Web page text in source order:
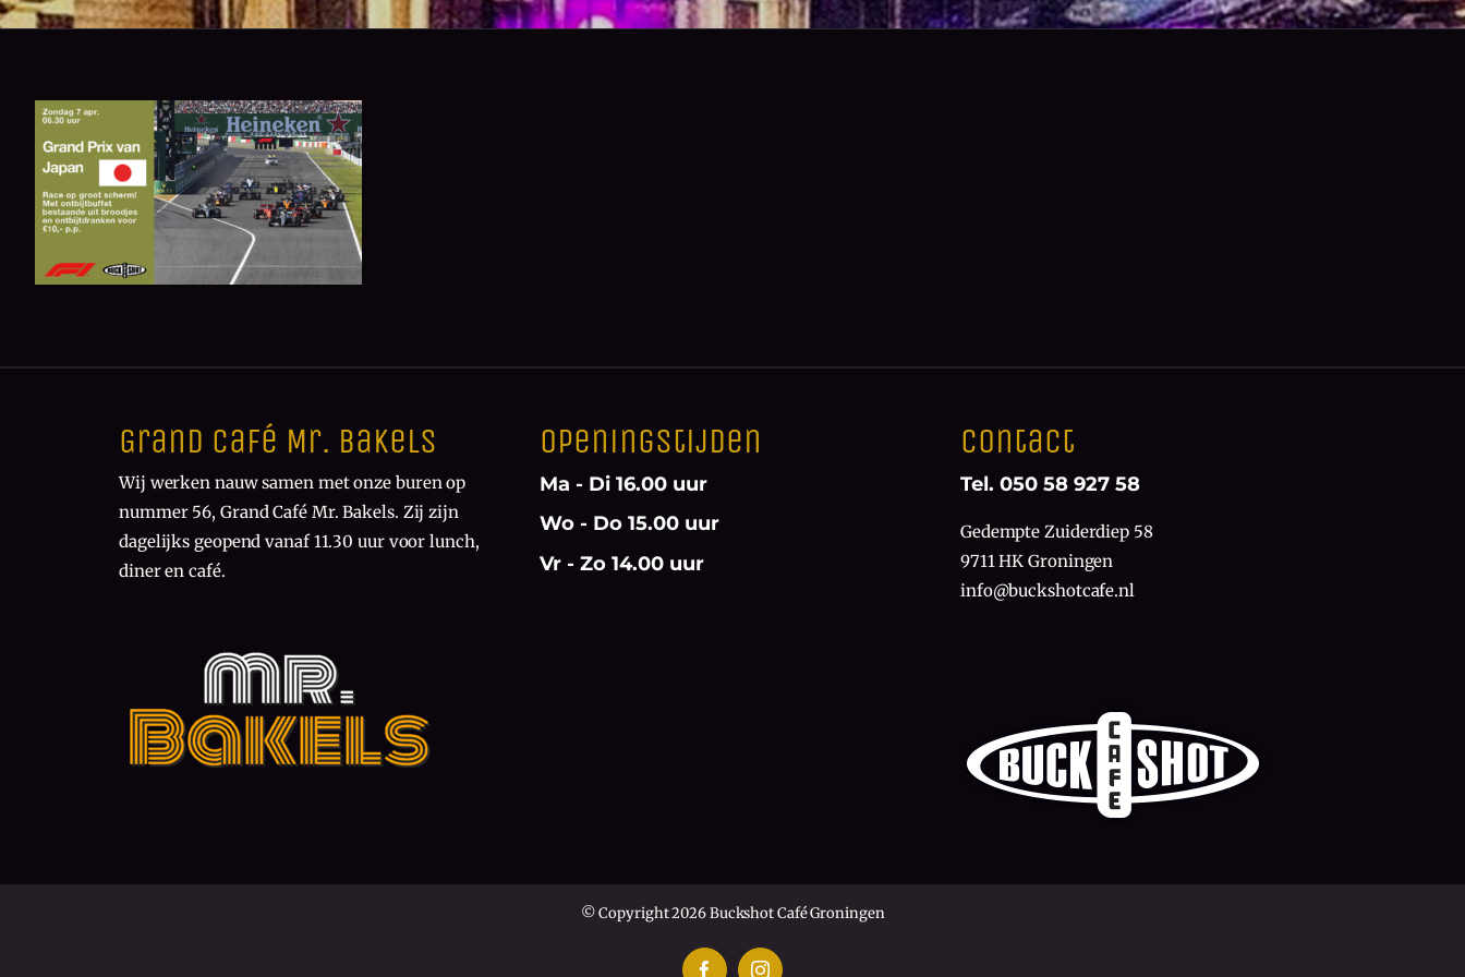
Grand Café Mr. Bakels
Wij werken nauw samen met onze buren op
nummer 56, Grand Café Mr. Bakels. Zij zijn
dagelijks geopend vanaf 11.30 uur voor lunch,
diner en café.
Openingstijden
Ma - Di 16.00 uur
Wo - Do 15.00 uur
Vr - Zo 14.00 uur
Contact
Tel. 050 58 927 58
Gedempte Zuiderdiep 58
9711 HK Groningen
info@buckshotcafe.nl
© Copyright 2026 Buckshot Café Groningen